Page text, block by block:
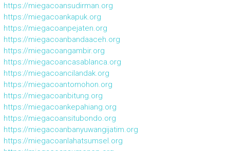
https://miegacoansudirman.org
https://miegacoankapuk.org
https://miegacoanpejaten.org
https://miegacoanbandaaceh.org
https://miegacoangambir.org
https://miegacoancasablanca.org
https://miegacoancilandak.org
https://miegacoantomohon.org
https://miegacoanbitung.org
https://miegacoankepahiang.org
https://miegacoansitubondo.org
https://miegacoanbanyuwangijatim.org
https://miegacoanlahatsumsel.org